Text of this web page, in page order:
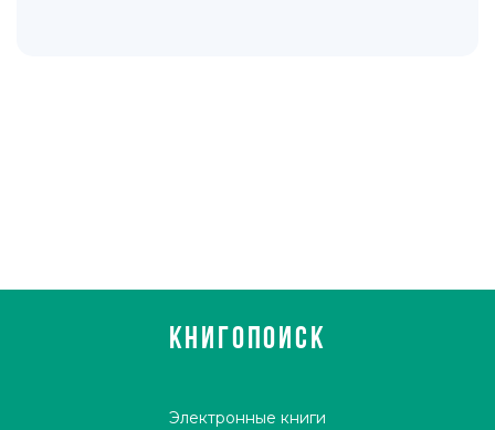
КНИГОПОИСК
Электронные книги